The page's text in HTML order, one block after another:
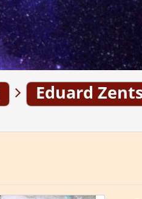
Eduard